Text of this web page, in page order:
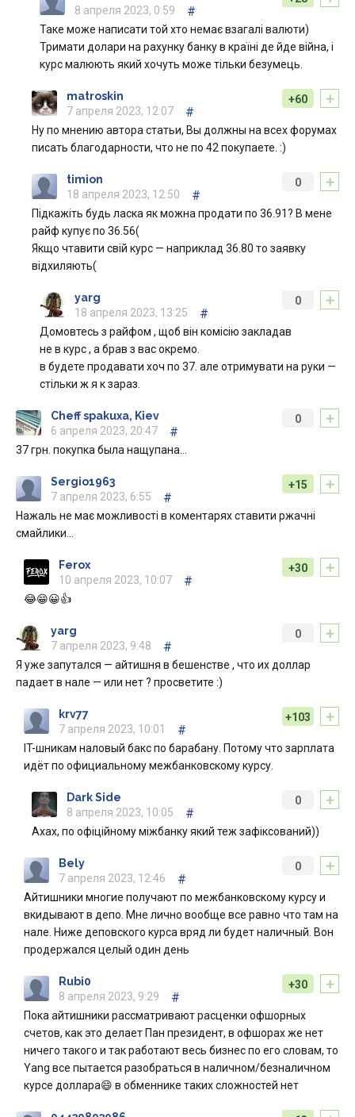
8 апреля 2023, 0:59
#
Таке може написати той хто немає взагалі валюти)
Тримати долари на рахунку банку в країні де йде війна, і
курс малюють який хочуть може тільки безумець.
+
+60
matroskin
7 апреля 2023, 12:07
#
Ну по мнению автора статьи, Вы должны на всех форумах
писать благодарности, что не по 42 покупаете. :)
+
0
timion
18 апреля 2023, 12:50
#
Підкажіть будь ласка як можна продати по 36.91? В мене
райф купує по 36.56(
Якщо чтавити свій курс — наприклад 36.80 то заявку
відхиляють(
+
0
yarg
18 апреля 2023, 13:25
#
Домовтесь з райфом , щоб він комісію закладав
не в курс , а брав з вас окремо.
в будете продавати хоч по 37. але отримувати на руки —
стільки ж я к зараз.
+
0
Cheff spakuxa, Kiev
6 апреля 2023, 20:47
#
37 грн. покупка была нащупана…
+
+15
Sergio1963
7 апреля 2023, 6:55
#
Нажаль не має можливості в коментарях ставити ржачні
смайлики…
+
+30
Ferox
10 апреля 2023, 10:07
#
😂😁😀👍
+
0
yarg
7 апреля 2023, 9:48
#
Я уже запутался — айтишня в бешенстве , что их доллар
падает в нале — или нет ? просветите :)
+
+103
krv77
7 апреля 2023, 10:01
#
IT-шникам наловый бакс по барабану. Потому что зарплата
идёт по официальному межбанковскому курсу.
+
0
Dark Side
8 апреля 2023, 10:05
#
Ахах, по офіційному міжбанку який теж зафіксований))
+
0
Bely
7 апреля 2023, 12:46
#
Айтишники многие получают по межбанковскому курсу и
вкидывают в депо. Мне лично вообще все равно что там на
нале. Ниже деповского курса вряд ли будет наличный. Вон
продержался целый один день
+
+30
Rubi0
8 апреля 2023, 9:29
#
Пока айтишники рассматривают расценки офшорных
счетов, как это делает Пан президент, в офшорах же нет
ничего такого и так работают весь бизнес по его словам, то
Yang все пытается разобраться в наличном/безналичном
курсе доллара😄 в обменнике таких сложностей нет